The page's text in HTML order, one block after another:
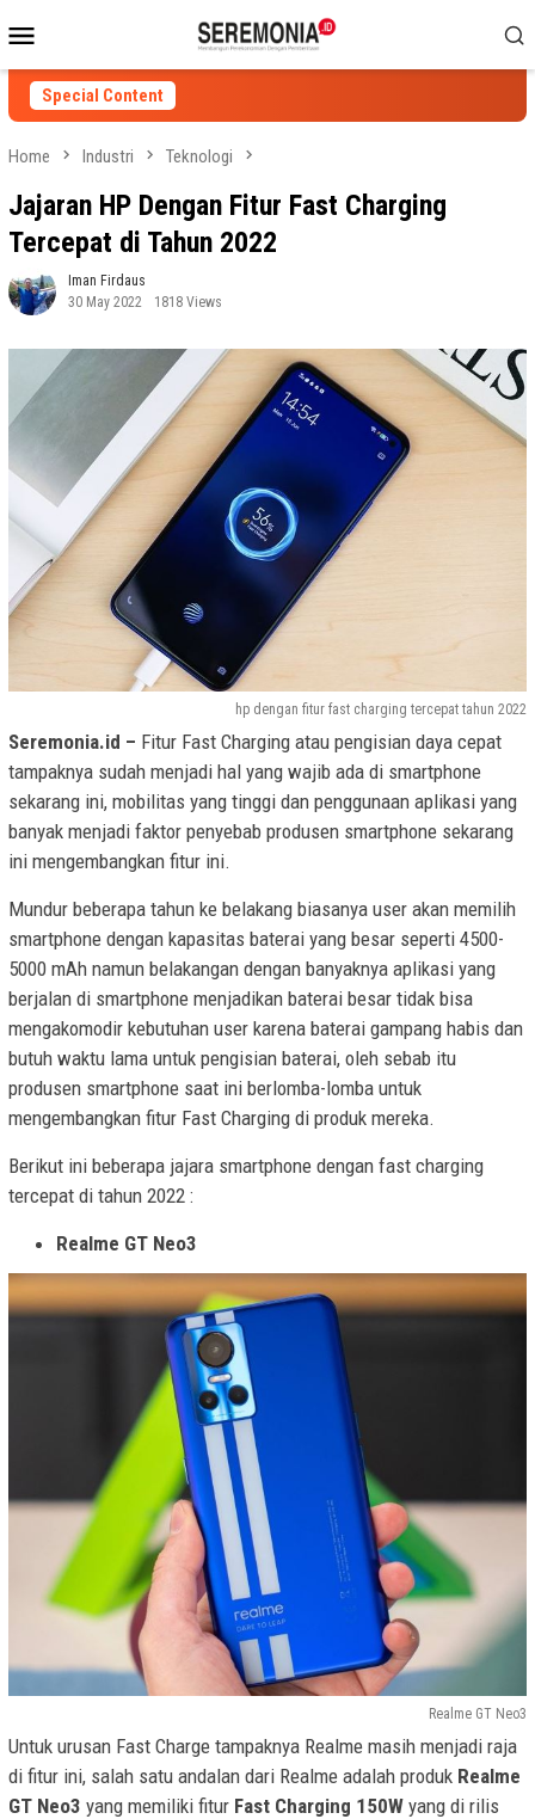
to
contentMenu
Special Content
Home Industri Teknologi
Jajaran HP Dengan Fitur Fast Charging
Tercepat di Tahun 2022
Iman Firdaus
30 May 2022
1818 Views
hp dengan fitur fast charging tercepat tahun 2022
Seremonia.id – Fitur Fast Charging atau pengisian daya cepat
tampaknya sudah menjadi hal yang wajib ada di smartphone
sekarang ini, mobilitas yang tinggi dan penggunaan aplikasi yang
banyak menjadi faktor penyebab produsen smartphone sekarang
ini mengembangkan fitur ini.
Mundur beberapa tahun ke belakang biasanya user akan memilih
smartphone dengan kapasitas baterai yang besar seperti 4500-
5000 mAh namun belakangan dengan banyaknya aplikasi yang
berjalan di smartphone menjadikan baterai besar tidak bisa
mengakomodir kebutuhan user karena baterai gampang habis dan
butuh waktu lama untuk pengisian baterai, oleh sebab itu
produsen smartphone saat ini berlomba-lomba untuk
mengembangkan fitur Fast Charging di produk mereka.
Berikut ini beberapa jajara smartphone dengan fast charging
tercepat di tahun 2022 :
Realme GT Neo3
Realme GT Neo3
Untuk urusan Fast Charge tampaknya Realme masih menjadi raja
di fitur ini, salah satu andalan dari Realme adalah produk Realme
GT Neo3 yang memiliki fitur Fast Charging 150W yang di rilis